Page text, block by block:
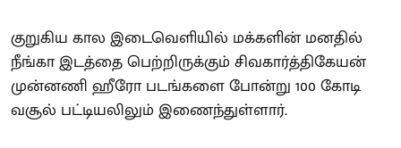
குறுகிய கால இடைவெளியில் மக்களின் மனதில்
நீங்கா இடத்தை பெற்றிருக்கும் சிவகார்த்திகேயன்
முன்னணி ஹீரோ படங்களை போன்று 100 கோடி
வசூல் பட்டியலிலும் இணைந்துள்ளார்.